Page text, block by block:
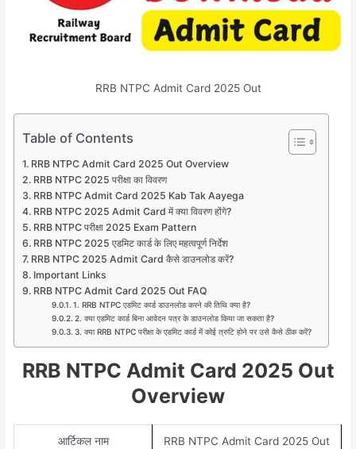
RRB NTPC Admit Card 2025 Out
Table of Contents
RRB NTPC Admit Card 2025 Out Overview
RRB NTPC 2025 परीक्षा का विवरण
RRB NTPC Admit Card 2025 Kab Tak Aayega
RRB NTPC 2025 Admit Card में क्या विवरण होंगे?
RRB NTPC परीक्षा 2025 Exam Pattern
RRB NTPC 2025 एडमिट कार्ड के लिए महत्वपूर्ण निर्देश
RRB NTPC 2025 Admit Card कैसे डाउनलोड करें?
Important Links
RRB NTPC Admit Card 2025 Out FAQ
1. RRB NTPC एडमिट कार्ड डाउनलोड करने की तिथि क्या है?
2. क्या एडमिट कार्ड बिना आवेदन पत्र के डाउनलोड किया जा सकता है?
3. क्या RRB NTPC परीक्षा के एडमिट कार्ड में कोई त्रुटि होने पर उसे कैसे ठीक करें?
RRB NTPC Admit Card 2025 Out
Overview
आर्टिकल नाम RRB NTPC Admit Card 2025 Out